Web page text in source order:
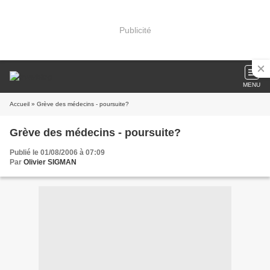
Publicité
MENU
Accueil » Grève des médecins - poursuite?
Grève des médecins - poursuite?
Publié le 01/08/2006 à 07:09
Par Olivier SIGMAN